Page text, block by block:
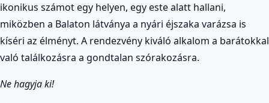
ikonikus számot egy helyen, egy este alatt hallani,
miközben a Balaton látványa a nyári éjszaka varázsa is
kíséri az élményt. A rendezvény kiváló alkalom a barátokkal
való találkozásra a gondtalan szórakozásra.
Ne hagyja ki!